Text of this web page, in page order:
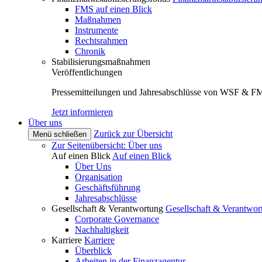
FMS auf einen Blick
Maßnahmen
Instrumente
Rechtsrahmen
Chronik
Stabilisierungsmaßnahmen
Veröffentlichungen
Pressemitteilungen und Jahresabschlüsse von WSF &
Jetzt informieren
Über uns
Menü schließen
Zurück zur Übersicht
Zur Seitenübersicht: Über uns
Auf einen Blick Auf einen Blick
Über Uns
Organisation
Geschäftsführung
Jahresabschlüsse
Gesellschaft & Verantwortung Gesellschaft &
Corporate Governance
Nachhaltigkeit
Karriere Karriere
Überblick